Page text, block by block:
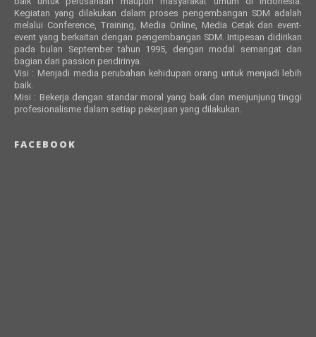
Kegiatan yang dilakukan dalam proses pengembangan SDM adalah
melalui Conference, Training, Media Online, Media Cetak dan event-
event yang berkaitan dengan pengembangan SDM. Intipesan didirikan
pada bulan September tahun 1995, dengan modal semangat dan
bagian dari passion pendirinya.
Visi : Menjadi media perubahan kehidupan orang untuk menjadi lebih
baik.
Misi : Bekerja dengan standar moral yang baik dan menjunjung tinggi
profesionalisme dalam setiap pekerjaan yang dilakukan.
FACEBOOK